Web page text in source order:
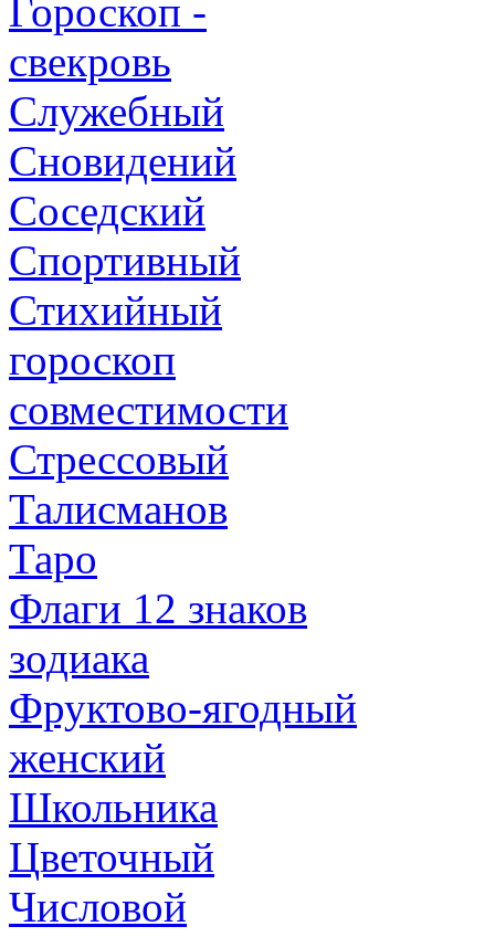
Гороскоп -
свекровь
Служебный
Сновидений
Соседский
Спортивный
Стихийный
гороскоп
совместимости
Стрессовый
Талисманов
Таро
Флаги 12 знаков
зодиака
Фруктово-ягодный
женский
Школьника
Цветочный
Числовой